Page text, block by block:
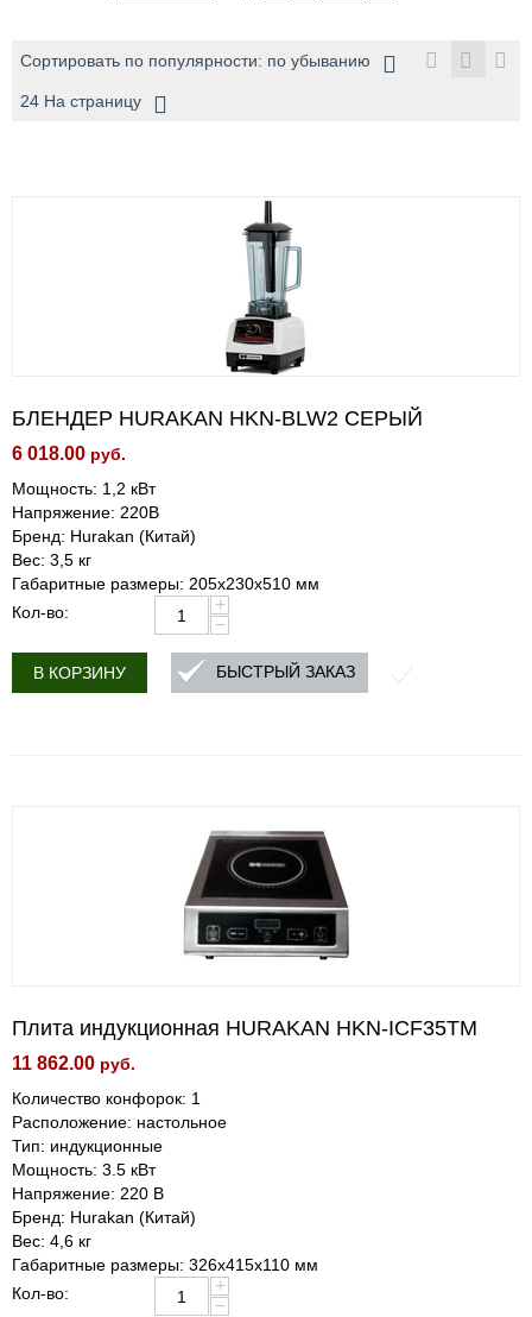
Сортировать по популярности: по убыванию
24 На страницу
БЛЕНДЕР HURAKAN HKN-BLW2 СЕРЫЙ
6 018.00 руб.
Мощность: 1,2 кВт
Напряжение: 220В
Бренд: Hurakan (Китай)
Вес: 3,5 кг
Габаритные размеры: 205x230x510 мм
Кол-во:
+
−
В КОРЗИНУ БЫСТРЫЙ ЗАКАЗ
Плита индукционная HURAKAN HKN-ICF35TM
11 862.00 руб.
Количество конфорок: 1
Расположение: настольное
Тип: индукционные
Мощность: 3.5 кВт
Напряжение: 220 В
Бренд: Hurakan (Китай)
Вес: 4,6 кг
Габаритные размеры: 326x415x110 мм
Кол-во:
+
−